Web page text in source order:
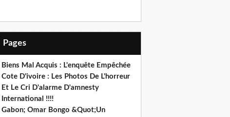
Pages
Biens Mal Acquis : L'enquête Empêchée
Cote D'ivoire : Les Photos De L'horreur
Et Le Cri D'alarme D'amnesty
International !!!!
Gabon; Omar Bongo &Quot;Un